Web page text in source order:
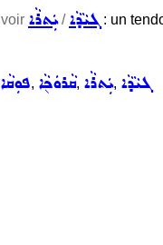
voir ܝܲܬܪܵܐ/ܓܝܵܕܵܐ : un
ܦܘܼܩܵܐ, ܩܵܪܘܿܟ݈ܵܐ, ܝܲܬܪܵܐ, ܓܝܵܕܵܐ